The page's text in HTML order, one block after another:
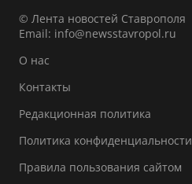
© Лента новостей Ставрополя
Email: info@newsstavropol.ru
О нас
Контакты
Редакционная политика
Политика конфиденциальности
Правила пользования сайтом